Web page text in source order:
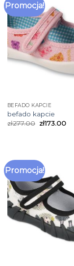
Promocja!
BEFADO KAPCIE
befado kapcie
zł277.00 zł173.00
Promocja!